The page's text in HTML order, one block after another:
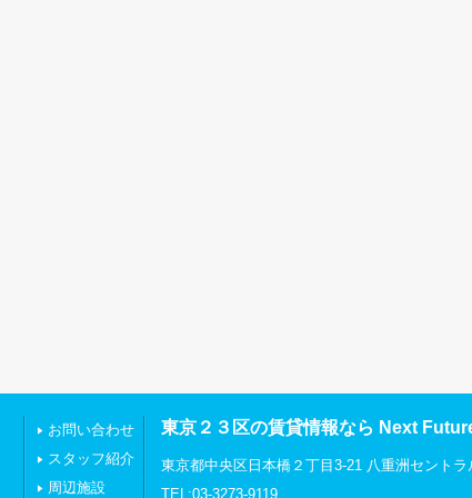
お問い合わせ
スタッフ紹介
周辺施設
東京２３区の賃貸情報なら Next
東京都中央区日本橋２丁目3-21 八重洲セントラ
TEL:03-3273-9119